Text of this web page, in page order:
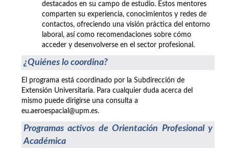
destacados en su campo de estudio. Estos mentores
comparten su experiencia, conocimientos y redes de
contactos, ofreciendo una visión práctica del entorno
laboral, así como recomendaciones sobre cómo
acceder y desenvolverse en el sector profesional.
¿Quiénes lo coordina?
El programa está coordinado por la Subdirección de
Extensión Universitaria. Para cualquier duda acerca del
mismo puede dirigirse una consulta a
eu.aeroespacial@upm.es.
Programas activos de Orientación Profesional y
Académica